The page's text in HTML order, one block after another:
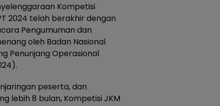
Kompetisi
2024 telah berakhir dengan
Pengumuman dan
oleh Badan Nasional
Penunjang Operasional
peserta, dan
lebih 8 bulan, Kompetisi JKM